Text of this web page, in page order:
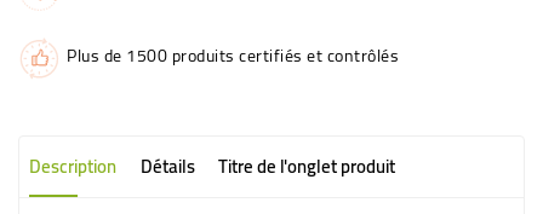
Plus de 1500 produits certifiés et contrôlés
Description Détails Titre de l'onglet produit